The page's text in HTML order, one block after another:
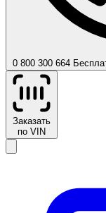
0 800 300 664
Заказать
по VIN